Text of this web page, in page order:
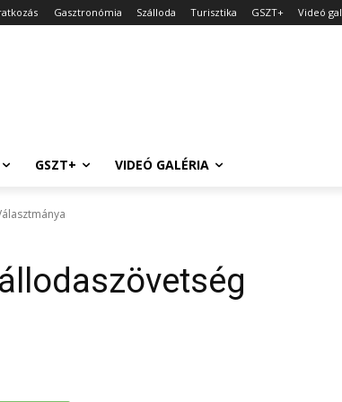
Gasztronómia Szálloda Turisztika GSZT+ Videó
GSZT+ VIDEÓ GALÉRIA